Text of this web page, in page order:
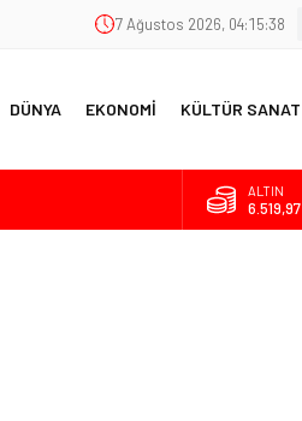
7 Ağustos 2026, 04:15:39
DÜNYA EKONOMİ KÜLTÜR SANAT
ALTIN
6.519,97